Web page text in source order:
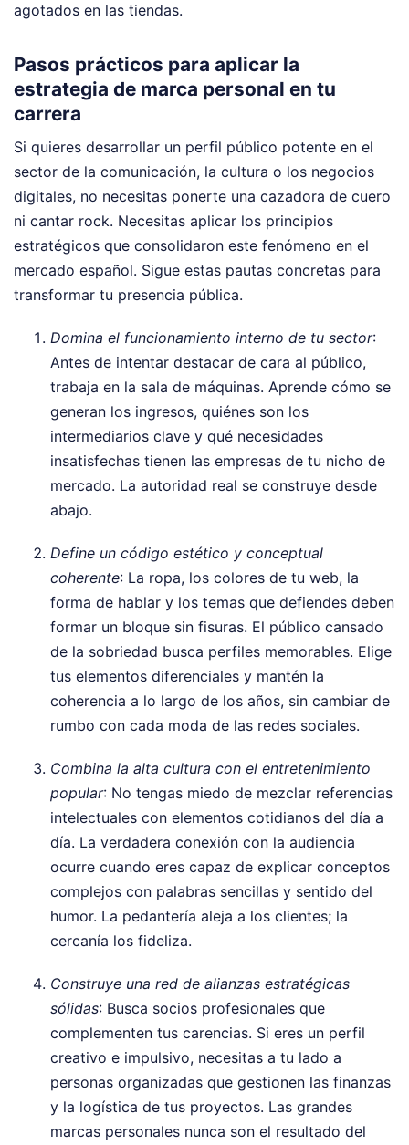
agotados en las tiendas.
Pasos prácticos para aplicar la
estrategia de marca personal en tu
carrera
Si quieres desarrollar un perfil público potente en el
sector de la comunicación, la cultura o los negocios
digitales, no necesitas ponerte una cazadora de cuero
ni cantar rock. Necesitas aplicar los principios
estratégicos que consolidaron este fenómeno en el
mercado español. Sigue estas pautas concretas para
transformar tu presencia pública.
Domina el funcionamiento interno de tu sector:
Antes de intentar destacar de cara al público,
trabaja en la sala de máquinas. Aprende cómo se
generan los ingresos, quiénes son los
intermediarios clave y qué necesidades
insatisfechas tienen las empresas de tu nicho de
mercado. La autoridad real se construye desde
abajo.
Define un código estético y conceptual
coherente: La ropa, los colores de tu web, la
forma de hablar y los temas que defiendes deben
formar un bloque sin fisuras. El público cansado
de la sobriedad busca perfiles memorables. Elige
tus elementos diferenciales y mantén la
coherencia a lo largo de los años, sin cambiar de
rumbo con cada moda de las redes sociales.
Combina la alta cultura con el entretenimiento
popular: No tengas miedo de mezclar referencias
intelectuales con elementos cotidianos del día a
día. La verdadera conexión con la audiencia
ocurre cuando eres capaz de explicar conceptos
complejos con palabras sencillas y sentido del
humor. La pedantería aleja a los clientes; la
cercanía los fideliza.
Construye una red de alianzas estratégicas
sólidas: Busca socios profesionales que
complementen tus carencias. Si eres un perfil
creativo e impulsivo, necesitas a tu lado a
personas organizadas que gestionen las finanzas
y la logística de tus proyectos. Las grandes
marcas personales nunca son el resultado del